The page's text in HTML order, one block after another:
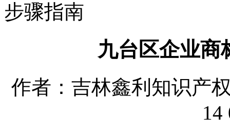
步骤指南
九台区企业商
作者：吉林鑫利知识产
14